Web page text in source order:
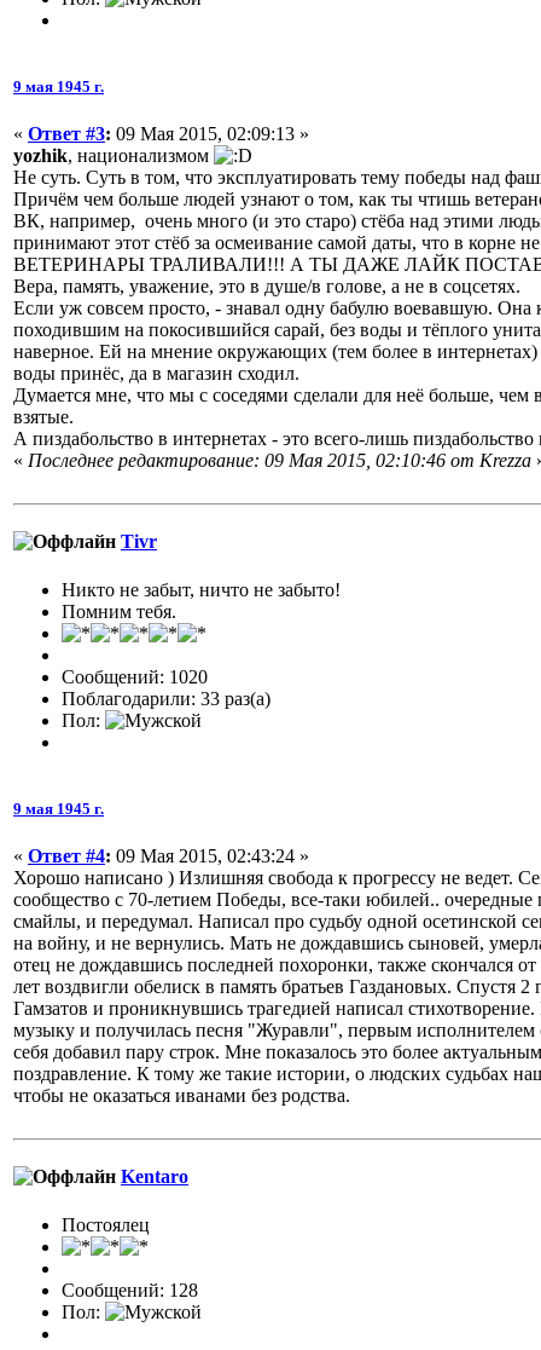
9 мая 1945 г.
« Ответ #3: 09 Мая 2015, 02:09:13 »
yozhik, национализмом
Не суть. Суть в том, что эксплуатировать тему победы над
Причём чем больше людей узнают о том, как ты чтишь
ВК, например, очень много (и это старо) стёба над этими
принимают этот стёб за осмеивание самой даты, что в корне
ВЕТЕРИНАРЫ ТРАЛИВАЛИ!!! А ТЫ ДАЖЕ ЛАЙК
Вера, память, уважение, это в душе/в голове, а не в соцсетях.
Если уж совсем просто, - знавал одну бабулю воевавшую. Она
походившим на покосившийся сарай, без воды и тёплого
наверное. Ей на мнение окружающих (тем более в
воды принёс, да в магазин сходил.
Думается мне, что мы с соседями сделали для неё больше, чем
взятые.
А пиздабольство в интернетах - это всего-лишь пиздабольство
« Последнее редактирование: 09 Мая 2015, 02:10:46 от Krezza
Tivr
Никто не забыт, ничто не забыто!
Помним тебя.
Сообщений: 1020
Поблагодарили: 33 раз(а)
Пол:
9 мая 1945 г.
« Ответ #4: 09 Мая 2015, 02:43:24 »
Хорошо написано ) Излишняя свобода к прогрессу не ведет.
сообщество с 70-летием Победы, все-таки юбилей..
смайлы, и передумал. Написал про судьбу одной осетинской
на войну, и не вернулись. Мать не дождавшись сыновей,
отец не дождавшись последней похоронки, также скончался
лет воздвигли обелиск в память братьев Газдановых. Спустя 2
Гамзатов и проникнувшись трагедией написал
музыку и получилась песня "Журавли", первым исполнителем
себя добавил пару строк. Мне показалось это более
поздравление. К тому же такие истории, о людских судьбах
чтобы не оказаться иванами без родства.
Kentaro
Постоялец
Сообщений: 128
Пол: